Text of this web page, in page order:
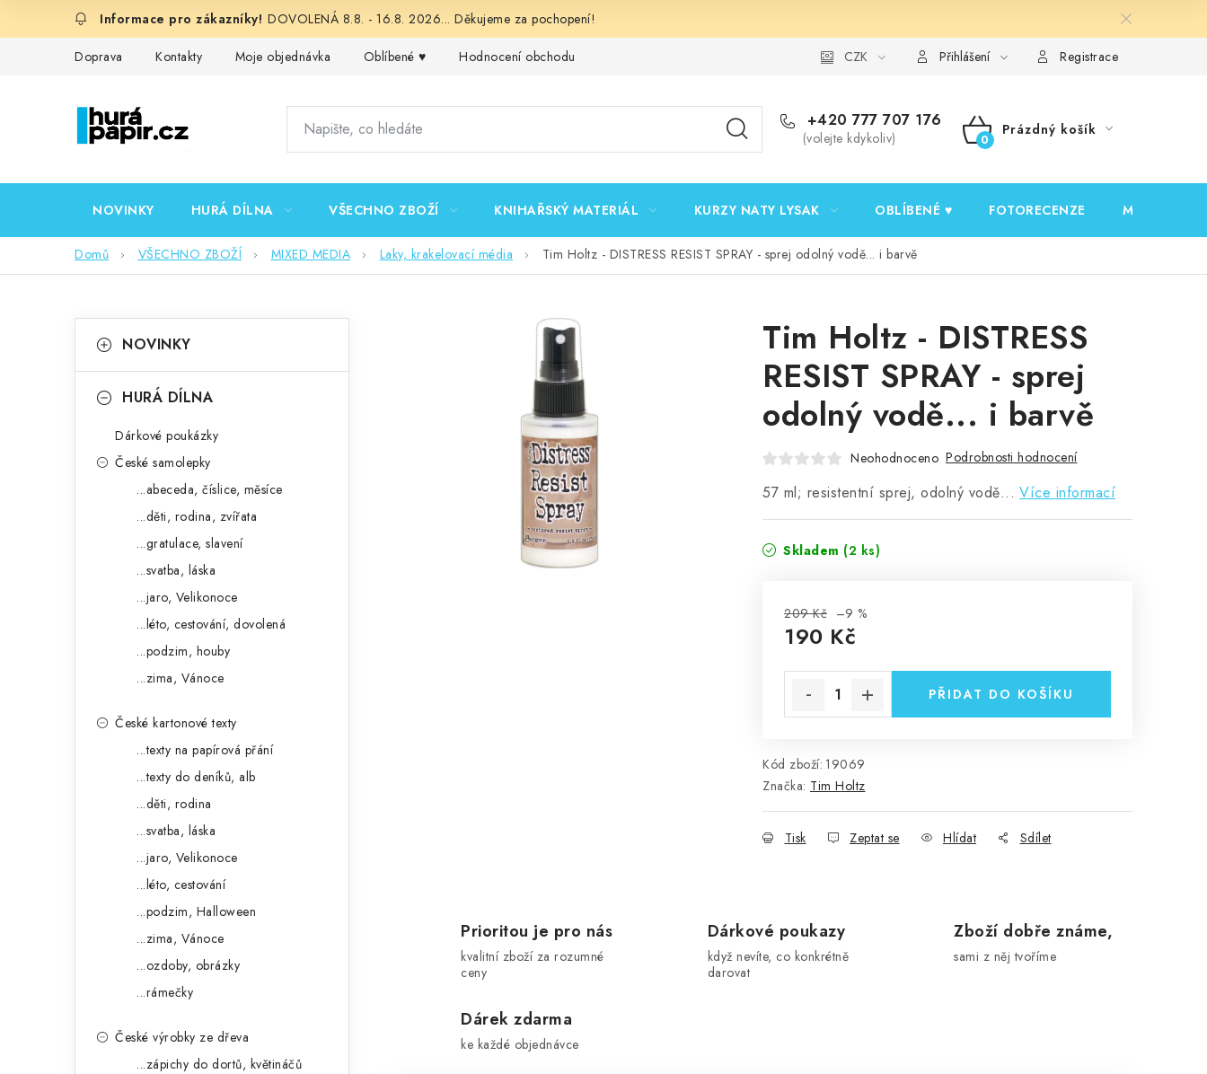
DOVOLENÁ 8.8. - 16.8. 2026... Děkujeme za pochopení!
Doprava Kontakty Moje objednávka Oblíbené ♥️ Hodnocení obchodu Podmínky ochrany osobních údajů Ověřování recenzí
CZK Přihlášení Registrace
+420 777 707 176
(volejte kdykoliv)
NÁKUPNÍ
Prázdný košík
NOVINKY HURÁ DÍLNA VŠECHNO ZBOŽÍ KNIHAŘSKÝ MATERIÁL KURZY NATY LYSAK OBLÍBENÉ ♥️ FOTORECENZE MOJE
Domů VŠECHNO ZBOŽÍ MIXED MEDIA Laky, krakelovací média Tim Holtz - DISTRESS RESIST SPRAY - sprej odolný vodě... i barvě
okategorie
a
NOVINKY
HURÁ DÍLNA
Dárkové poukázky
České samolepky
...abeceda, číslice, měsíce
...děti, rodina, zvířata
...gratulace, slavení
...svatba, láska
...jaro, Velikonoce
...léto, cestování, dovolená
...podzim, houby
...zima, Vánoce
České kartonové texty
...texty na papírová přání
...texty do deníků, alb
...děti, rodina
...svatba, láska
...jaro, Velikonoce
...léto, cestování
...podzim, Halloween
...zima, Vánoce
...ozdoby, obrázky
...rámečky
České výrobky ze dřeva
...zápichy do dortů, květináčů
Tim Holtz - DISTRESS
RESIST SPRAY - sprej
odolný vodě... i barvě
Neohodnoceno Podrobnosti hodnocení
57 ml; resistentní sprej, odolný vodě... Více informací
Skladem (2 ks)
209 Kč –9 %
190 Kč
PŘIDAT DO KOŠÍKU
Kód zboží: 19069
Značka: Tim Holtz
Tisk Zeptat se Hlídat Sdílet
Prioritou je pro nás
kvalitní zboží za rozumné
ceny
Dárkové poukazy
když nevíte, co konkrétně
darovat
Zboží dobře známe,
sami z něj tvoříme
Dárek zdarma
ke každé objednávce